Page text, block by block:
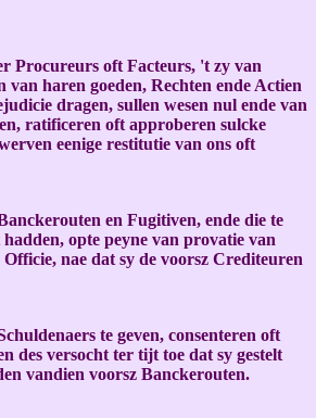
Procureurs oft Facteurs, 't zy van
haren goeden, Rechten ende Actien
dragen, sullen wesen nul ende van
ratificeren oft approberen sulcke
eenige restitutie van ons oft
en Fugitiven, ende die te
opte peyne van provatie van
nae dat sy de voorsz Crediteuren
te geven, consenteren oft
des versocht ter tijt toe dat sy gestelt
vandien voorsz Banckerouten.